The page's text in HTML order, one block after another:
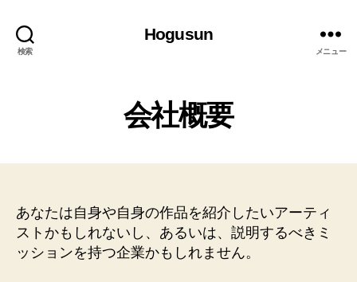
検索
Hogusun
メニュー
会社概要
あなたは自身や自身の作品を紹介したいアーティ
ストかもしれないし、あるいは、説明するべきミ
ッションを持つ企業かもしれません。